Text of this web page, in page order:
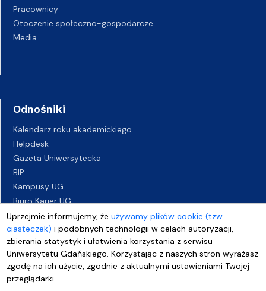
Uprzejmie informujemy, żeużywamy plików cookie (tzw.
ciasteczek) i podobnych technologii w celach autoryzacji,
zbierania statystyk i ułatwienia korzystania z serwisu
Uniwersytetu Gdańskiego. Korzystając z naszych stron wyrażasz
zgodę na ich użycie, zgodnie z aktualnymi ustawieniami Twojej
przeglądarki.
Pracownicy
Otoczenie społeczno-gospodarcze
Media
Odnośniki
Kalendarz roku akademickiego
Helpdesk
Gazeta Uniwersytecka
BIP
Kampusy UG
Biuro Karier UG
Oferty pracy
Deklaracja dostępności